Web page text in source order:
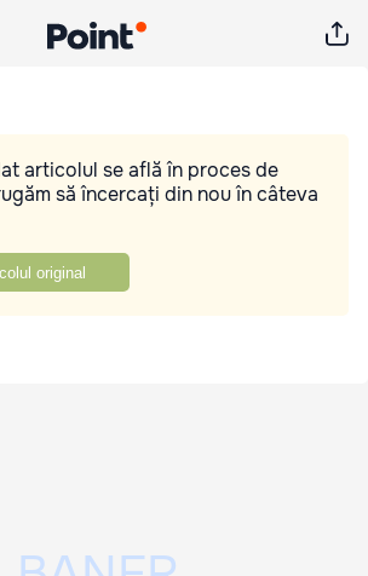
articolul se află în proces de
să încercați din nou în câteva
original